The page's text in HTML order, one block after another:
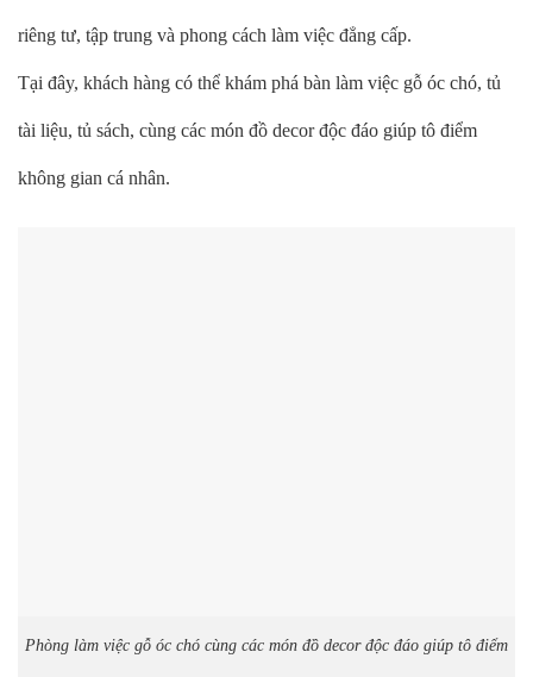
riêng tư, tập trung và phong cách làm việc đẳng cấp.
Tại đây, khách hàng có thể khám phá bàn làm việc gỗ óc chó, tủ
tài liệu, tủ sách, cùng các món đồ decor độc đáo giúp tô điểm
không gian cá nhân.
Phòng làm việc gỗ óc chó cùng các món đồ decor độc đáo giúp tô điểm